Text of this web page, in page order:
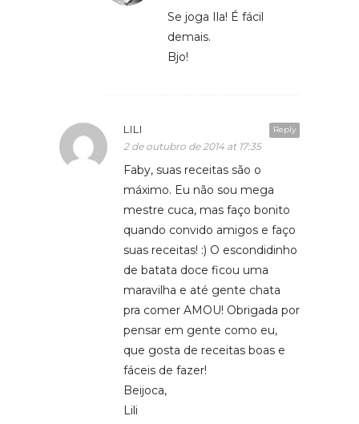
Se joga Ila! É fácil
demais.
Bjo!
Reply
LILI
2 de outubro de 2014 at 17:35
Faby, suas receitas são o
máximo. Eu não sou mega
mestre cuca, mas faço bonito
quando convido amigos e faço
suas receitas! :) O escondidinho
de batata doce ficou uma
maravilha e até gente chata
pra comer AMOU! Obrigada por
pensar em gente como eu,
que gosta de receitas boas e
fáceis de fazer!
Beijoca,
Lili